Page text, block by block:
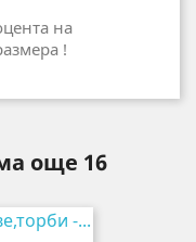
на
!
още 16